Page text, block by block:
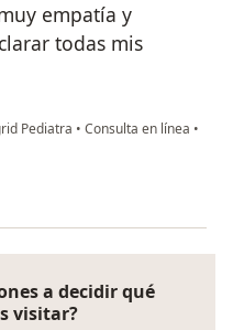
empatía y
todas mis
Pediatra • Consulta en línea •
a decidir qué
visitar?